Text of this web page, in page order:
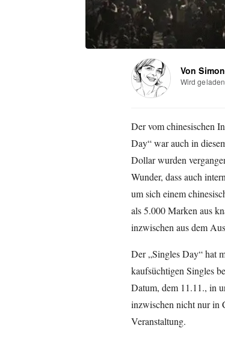
Von
Wird
Der vom chinesischen
Day“ war auch in
Dollar wurden
Wunder, dass auch
um sich einem
als 5.000 Marken aus
inzwischen aus dem
Der „Singles Day“ hat
kaufsüchtigen Singles
Datum, dem 11.11., in
inzwischen nicht nur in
Veranstaltung.